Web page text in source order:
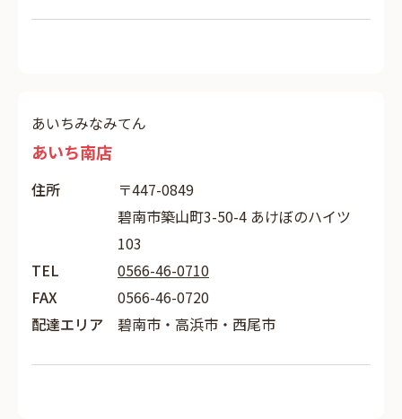
あいちみなみてん
あいち南店
住所
〒447-0849
碧南市築山町3-50-4 あけぼのハイツ
103
TEL
0566-46-0710
FAX
0566-46-0720
配達エリア
碧南市・高浜市・西尾市